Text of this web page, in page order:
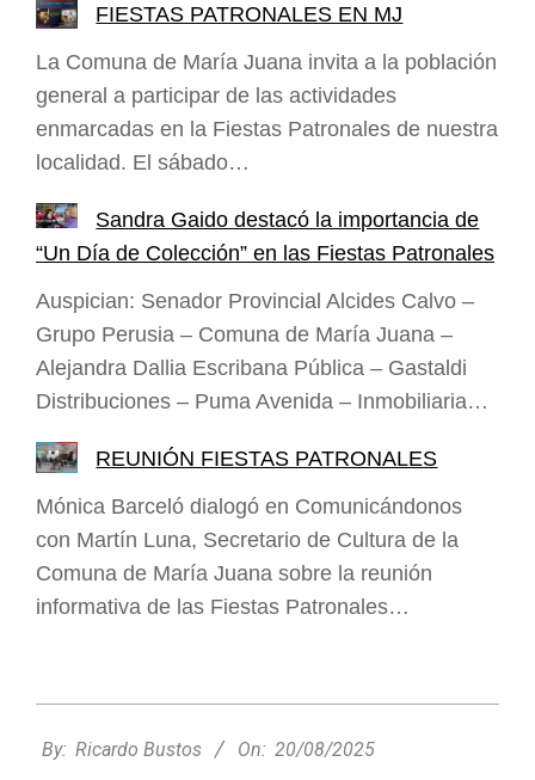
FIESTAS PATRONALES EN MJ
La Comuna de María Juana invita a la población
general a participar de las actividades
enmarcadas en la Fiestas Patronales de nuestra
localidad. El sábado…
Sandra Gaido destacó la importancia de
“Un Día de Colección” en las Fiestas Patronales
Auspician: Senador Provincial Alcides Calvo –
Grupo Perusia – Comuna de María Juana –
Alejandra Dallia Escribana Pública – Gastaldi
Distribuciones – Puma Avenida – Inmobiliaria…
REUNIÓN FIESTAS PATRONALES
Mónica Barceló dialogó en Comunicándonos
con Martín Luna, Secretario de Cultura de la
Comuna de María Juana sobre la reunión
informativa de las Fiestas Patronales…
08-
By: Ricardo Bustos On: 20/08/2025